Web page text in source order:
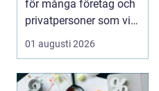
för många företag och
privatpersoner som vill
kombiner...
01 augusti 2026